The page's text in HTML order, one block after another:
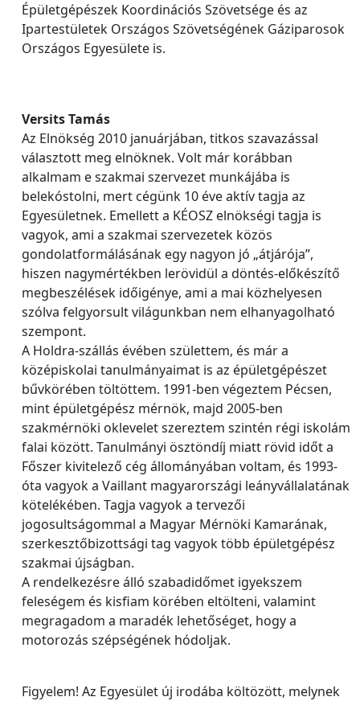
Épületgépészek Koordinációs Szövetsége és az
Ipartestületek Országos Szövetségének Gáziparosok
Országos Egyesülete is.
Versits Tamás
Az Elnökség 2010 januárjában, titkos szavazással
választott meg elnöknek. Volt már korábban
alkalmam e szakmai szervezet munkájába is
belekóstolni, mert cégünk 10 éve aktív tagja az
Egyesületnek. Emellett a KÉOSZ elnökségi tagja is
vagyok, ami a szakmai szervezetek közös
gondolatformálásának egy nagyon jó „átjárója”,
hiszen nagymértékben lerövidül a döntés-előkészítő
megbeszélések időigénye, ami a mai közhelyesen
szólva felgyorsult világunkban nem elhanyagolható
szempont.
A Holdra-szállás évében születtem, és már a
középiskolai tanulmányaimat is az épületgépészet
bűvkörében töltöttem. 1991-ben végeztem Pécsen,
mint épületgépész mérnök, majd 2005-ben
szakmérnöki oklevelet szereztem szintén régi iskolám
falai között. Tanulmányi ösztöndíj miatt rövid időt a
Főszer kivitelező cég állományában voltam, és 1993-
óta vagyok a Vaillant magyarországi leányvállalatának
kötelékében. Tagja vagyok a tervezői
jogosultságommal a Magyar Mérnöki Kamarának,
szerkesztőbizottsági tag vagyok több épületgépész
szakmai újságban.
A rendelkezésre álló szabadidőmet igyekszem
feleségem és kisfiam körében eltölteni, valamint
megragadom a maradék lehetőséget, hogy a
motorozás szépségének hódoljak.
Figyelem! Az Egyesület új irodába költözött, melynek